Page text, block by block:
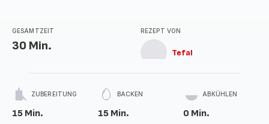
GESAMTZEIT
30 Min.
REZEPT VON
Tefal
ZUBEREITUNG
15 Min.
BACKEN
15 Min.
ABKÜHLEN
0 Min.